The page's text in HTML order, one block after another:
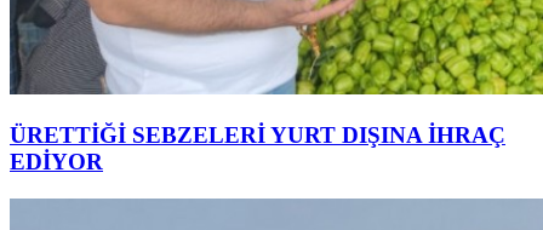
ÜRETTİĞİ SEBZELERİ YURT DIŞINA İHRAÇ
EDİYOR